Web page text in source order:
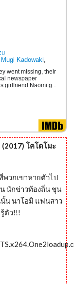
Mugi Kadowaki
went missing, their
newspaper
girlfriend Naomi g...
(2017) โคโดโมะ
วกเขาหายตัวไป
นักข่าวท้องถิ่น ชุน
น นาโอมิ แฟนสาว
ตัว!!!